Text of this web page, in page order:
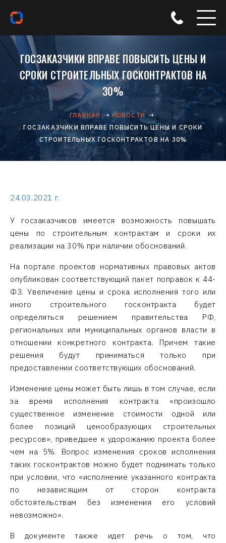
ГОСЗАКАЗЧИКИ ВПРАВЕ ПОВЫСИТЬ ЦЕНЫ И
СРОКИ СТРОИТЕЛЬНЫХ ГОСКОНТРАКТОВ НА
30%
ГЛАВНАЯ
НОВОСТИ
ГОСЗАКАЗЧИКИ ВПРАВЕ ПОВЫСИТЬ ЦЕНЫ И СРОКИ
СТРОИТЕЛЬНЫХ ГОСКОНТРАКТОВ НА 30%
24.03.2021 г.
У госзаказчиков имеется возможность повышать
цены по строительным контрактам и сроки их
реализации на 30% при наличии обоснований.
На портале проектов нормативных правовых актов
опубликован соответствующий пакет поправок к 44-
ФЗ. Увеличение цены и срока исполнения того или
иного строительного госконтракта будет
определяться решением правительства РФ,
региональных или муниципальных органов власти в
отношении конкретного контракта. Причем такие
решения будут приниматься только при
предоставлении соответствующих обоснований.
Изменение цены может быть лишь в том случае, если
за время исполнения контракта «произошло
существенное изменение стоимости одной или
более позиций ценообразующих строительных
ресурсов», приведшее к удорожанию проекта более
чем на 5%. Вопрос изменения сроков исполнения
таких госконтрактов можно будет поднимать только
при условии, что «исполнение указанного контракта
по независящим от сторон контракта
обстоятельствам без изменения его условий
невозможно».
В документе также идет речь о том, что